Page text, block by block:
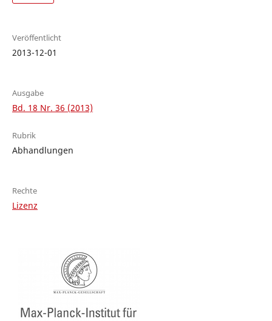
Veröffentlicht
2013-12-01
Ausgabe
Bd. 18 Nr. 36 (2013)
Rubrik
Abhandlungen
Rechte
Lizenz